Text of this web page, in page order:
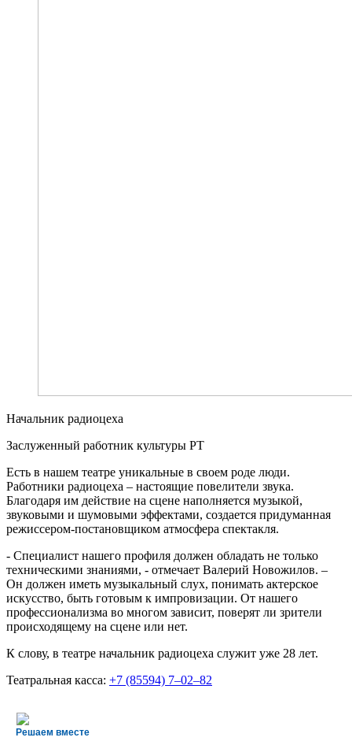
Начальник радиоцеха
Заслуженный работник культуры РТ
Есть в нашем театре уникальные в своем роде люди.
Работники радиоцеха – настоящие повелители звука.
Благодаря им действие на сцене наполняется музыкой,
звуковыми и шумовыми эффектами, создается придуманная
режиссером-постановщиком атмосфера спектакля.
- Специалист нашего профиля должен обладать не только
техническими знаниями, - отмечает Валерий Новожилов. –
Он должен иметь музыкальный слух, понимать актерское
искусство, быть готовым к импровизации. От нашего
профессионализма во многом зависит, поверят ли зрители
происходящему на сцене или нет.
К слову, в театре начальник радиоцеха служит уже 28 лет.
Театральная касса: +7 (85594) 7‒02‒82
Решаем вместе